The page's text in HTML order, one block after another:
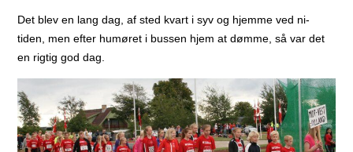
Det blev en lang dag, af sted kvart i syv og hjemme ved ni-
tiden, men efter humøret i bussen hjem at dømme, så var det
en rigtig god dag.